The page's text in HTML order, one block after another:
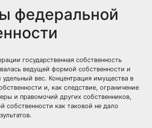
федеральной
государственная собственность
ведущей формой собственности и
вес. Концентрация имущества в
и, как следствие, ограничение
и правомочий других собственников,
собственности как таковой не дало